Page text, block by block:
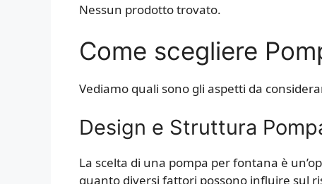
Nessun prodotto trovato.
Come scegliere
Vediamo quali sono gli aspetti da
Design e Struttura
La scelta di una pompa per fontana è
quanto diversi fattori possono influire sul